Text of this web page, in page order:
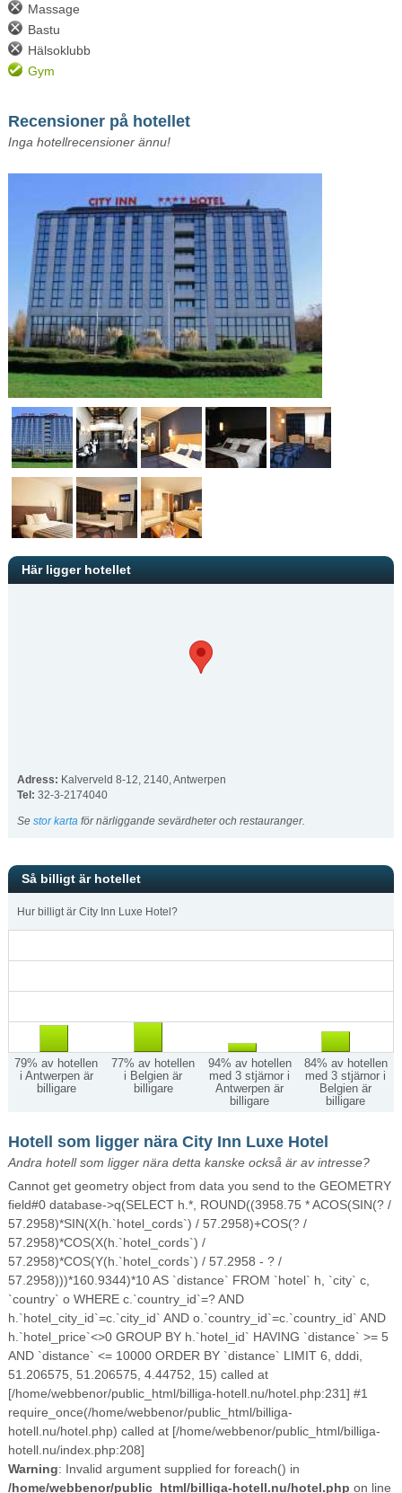
Massage
Bastu
Hälsoklubb
Gym
Recensioner på hotellet
Inga hotellrecensioner ännu!
Här ligger hotellet
Adress: Kalverveld 8-12 2140, Antwerpen
Tel: 32-3-2174040
Se stor karta för närliggande sevärdheter och restauranger.
Så billigt är hotellet
Hur billigt är City Inn Luxe Hotel?
79% av hotellen
i Antwerpen är
billigare
77% av hotellen
i Belgien är
billigare
94% av hotellen
med 3 stjärnor i
Antwerpen är
billigare
84% av hotellen
med 3 stjärnor i
Belgien är
billigare
Hotell som ligger nära City Inn Luxe Hotel
Andra hotell som ligger nära detta kanske också är av intresse?
Cannot get geometry object from data you send to the GEOMETRY
field#0 database->q(SELECT h.*, ROUND((3958.75 * ACOS(SIN(? /
57.2958)*SIN(X(h.`hotel_cords`) / 57.2958)+COS(? /
57.2958)*COS(X(h.`hotel_cords`) /
57.2958)*COS(Y(h.`hotel_cords`) / 57.2958 - ? /
57.2958)))*160.9344)*10 AS `distance` FROM `hotel` h, `city` c,
`country` o WHERE c.`country_id`=? AND
h.`hotel_city_id`=c.`city_id` AND o.`country_id`=c.`country_id` AND
h.`hotel_price`<>0 GROUP BY h.`hotel_id` HAVING `distance` >= 5
AND `distance` <= 10000 ORDER BY `distance` LIMIT 6, dddi,
51.206575, 51.206575, 4.44752, 15) called at
[/home/webbenor/public_html/billiga-hotell.nu/hotel.php:231] #1
require_once(/home/webbenor/public_html/billiga-
hotell.nu/hotel.php) called at [/home/webbenor/public_html/billiga-
hotell.nu/index.php:208]
Warning: Invalid argument supplied for foreach() in
/home/webbenor/public_html/billiga-hotell.nu/hotel.php on line